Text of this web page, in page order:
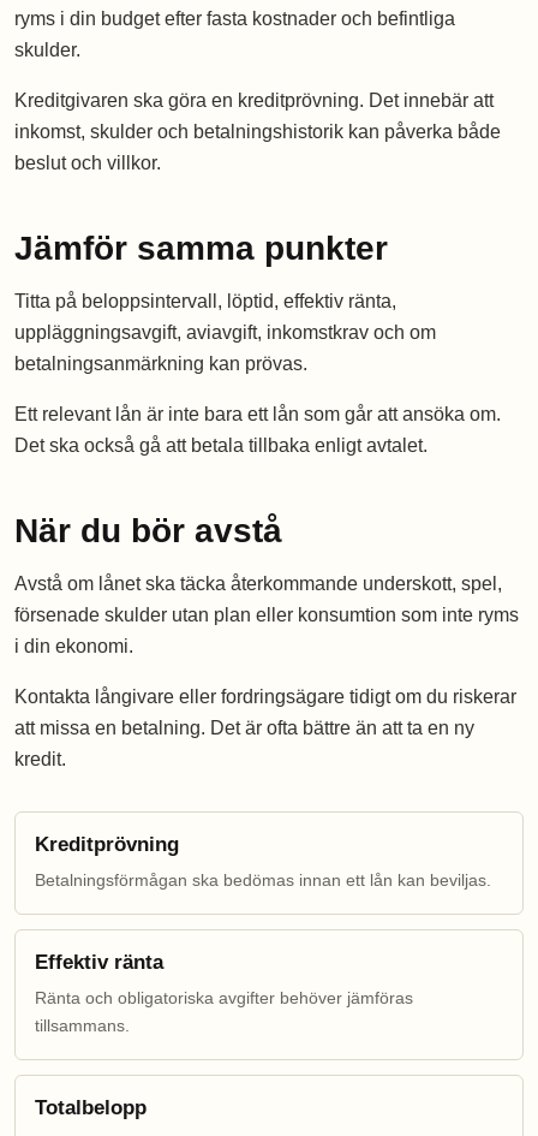
ryms i din budget efter fasta kostnader och befintliga
skulder.
Kreditgivaren ska göra en kreditprövning. Det innebär att
inkomst, skulder och betalningshistorik kan påverka både
beslut och villkor.
Jämför samma punkter
Titta på beloppsintervall, löptid, effektiv ränta,
uppläggningsavgift, aviavgift, inkomstkrav och om
betalningsanmärkning kan prövas.
Ett relevant lån är inte bara ett lån som går att ansöka om.
Det ska också gå att betala tillbaka enligt avtalet.
När du bör avstå
Avstå om lånet ska täcka återkommande underskott, spel,
försenade skulder utan plan eller konsumtion som inte ryms
i din ekonomi.
Kontakta långivare eller fordringsägare tidigt om du riskerar
att missa en betalning. Det är ofta bättre än att ta en ny
kredit.
Kreditprövning
Betalningsförmågan ska bedömas innan ett lån kan beviljas.
Effektiv ränta
Ränta och obligatoriska avgifter behöver jämföras
tillsammans.
Totalbelopp